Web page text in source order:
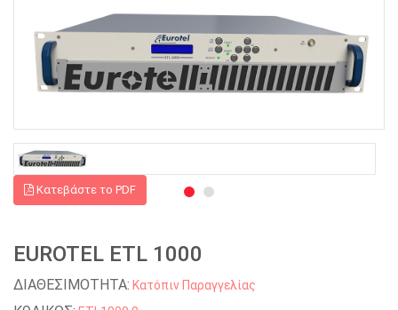
Κατεβάστε το PDF
EUROTEL ETL 1000
ΔΙΑΘΕΣΙΜΟΤΗΤΑ: Κατόπιν Παραγγελίας